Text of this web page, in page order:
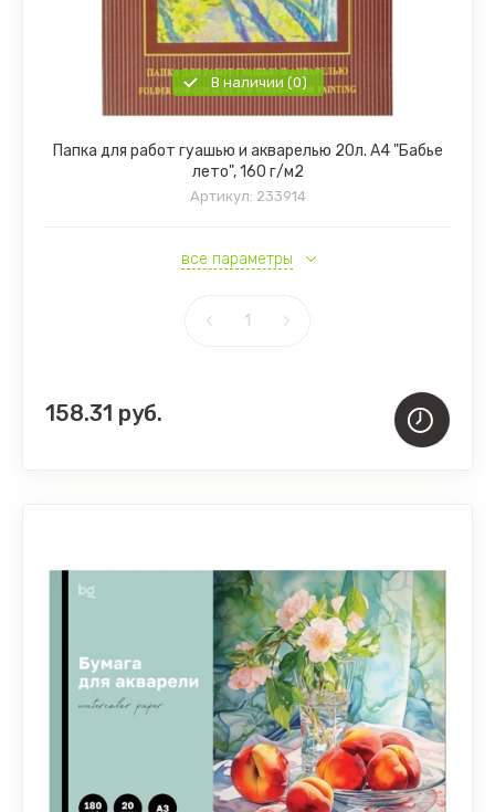
В наличии (0)
Папка для работ гуашью и акварелью 20л. А4 "Бабье
лето", 160 г/м2
Артикул: 233914
все параметры
158.31 руб.